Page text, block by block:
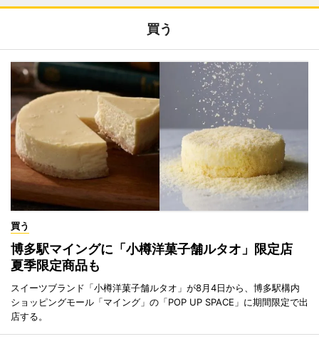
買う
買う
博多駅マイングに「小樽洋菓子舗ルタオ」限定店
夏季限定商品も
スイーツブランド「小樽洋菓子舗ルタオ」が8月4日から、博多駅構内
ショッピングモール「マイング」の「POP UP SPACE」に期間限定で出
店する。